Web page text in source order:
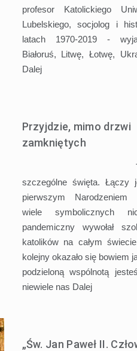
profesor Katolickiego
Lubelskiego, socjolog i
latach 1970-2019 -
Białoruś, Litwę, Łotwę,
Dalej
Przyjdzie, mimo drzwi
zamkniętych
szczególne święta. Łączy
pierwszym Narodzeniem
wiele symbolicznych
pandemiczny wywołał
katolików na całym
kolejny okazało się bowiem
podzieloną wspólnotą
niewiele nas Dalej
„Św. Jan Paweł II.